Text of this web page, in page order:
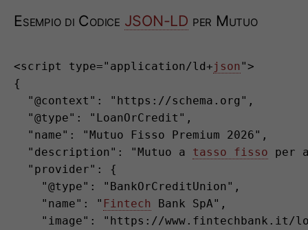
Esempio di Codice JSON-LD per Mutuo
<script type="application/ld+json ">
{
  "@context": "https://schema.org",
  "@type": "LoanOrCredit",
  "name": "Mutuo Fisso Premium 2026",
  "description": "Mutuo a
tasso fisso per
  "provider": {
    "@type": "BankOrCreditUnion",
    "name": "
Fintech
Bank SpA",
"image": "https://www.fintechbank.it/